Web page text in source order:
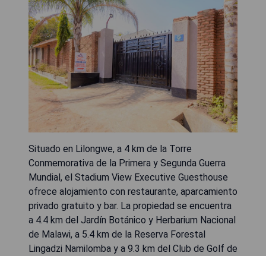
Situado en Lilongwe, a 4 km de la Torre
Conmemorativa de la Primera y Segunda Guerra
Mundial, el Stadium View Executive Guesthouse
ofrece alojamiento con restaurante, aparcamiento
privado gratuito y bar. La propiedad se encuentra
a 4.4 km del Jardín Botánico y Herbarium Nacional
de Malawi, a 5.4 km de la Reserva Forestal
Lingadzi Namilomba y a 9.3 km del Club de Golf de